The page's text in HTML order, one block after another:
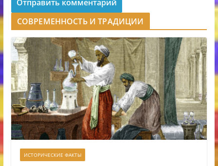
СОВРЕМЕННОСТЬ И ТРАДИЦИИ
ИСТОРИЧЕСКИЕ ФАКТЫ